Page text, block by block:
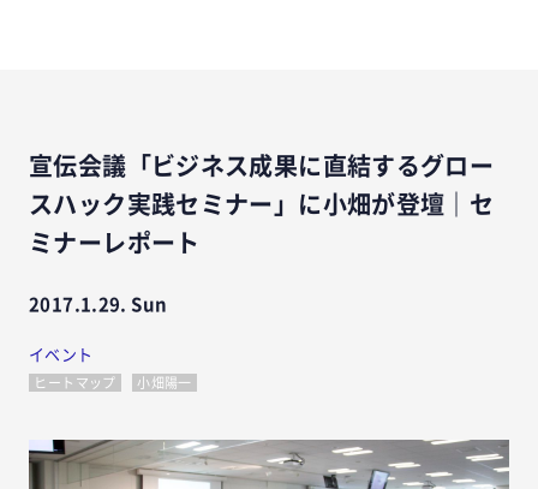
宣伝会議「ビジネス成果に直結するグロー
スハック実践セミナー」に小畑が登壇｜セ
ミナーレポート
2017.1.29. Sun
イベント
ヒートマップ 小畑陽一